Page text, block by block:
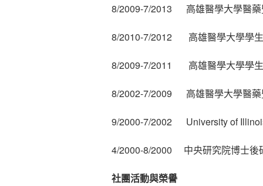
8/2009-7/2013 高雄醫學大學醫藥
8/2010-7/2012 高雄醫學大學學生
8/2009-7/2011 高雄醫學大學學生
8/2002-7/2009 高雄醫學大學醫藥
9/2000-7/2002 University of
4/2000-8/2000 中央研究院博士後
社團活動與榮譽